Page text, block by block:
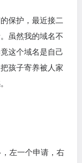
保护，最近接二
虽然我的域名不
这个域名是自己
孩子寄养被人家
左一个申请，右